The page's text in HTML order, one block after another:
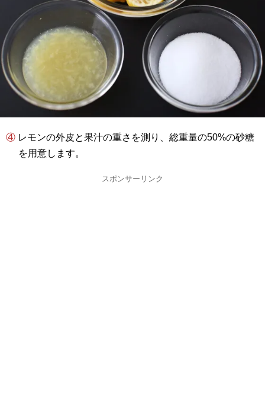
④ レモンの外皮と果汁の重さを測り、総重量の50%の砂糖
を用意します。
スポンサーリンク